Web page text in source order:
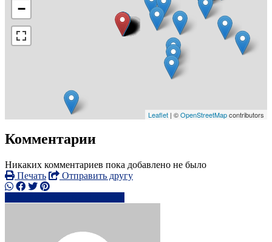
−
Leaflet | ©OpenStreetMapcontributors
Комментарии
Никаких комментариев пока добавлено не было
Печать
Отправить другу